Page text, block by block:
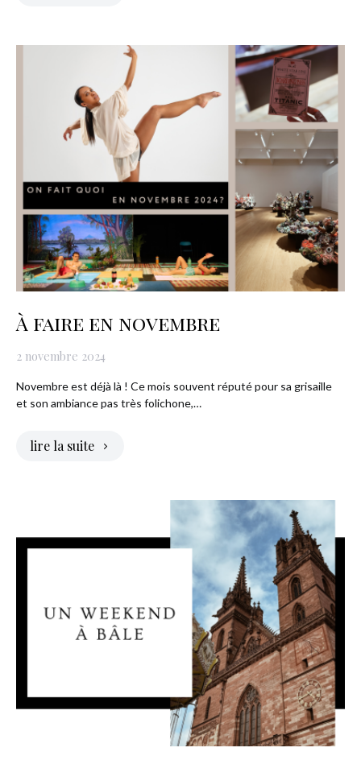
À faire en novembre
2 novembre 2024
Novembre est déjà là ! Ce mois souvent réputé pour sa grisaille
et son ambiance pas très folichone,…
lire la suite